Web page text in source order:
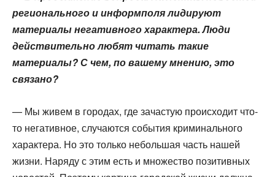
регионального и информполя лидируют
материалы негативного характера. Люди
действительно любят читать такие
материалы? С чем, по вашему мнению, это
связано?
— Мы живем в городах, где зачастую происходит что-
то негативное, случаются события криминального
характера. Но это только небольшая часть нашей
жизни. Наряду с этим есть и множество позитивных